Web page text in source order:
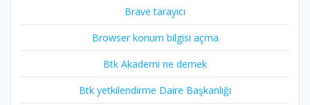
Brave tarayıcı
Browser konum bilgisi açma
Btk Akademi ne demek
Btk yetkilendirme Daire Başkanlığı